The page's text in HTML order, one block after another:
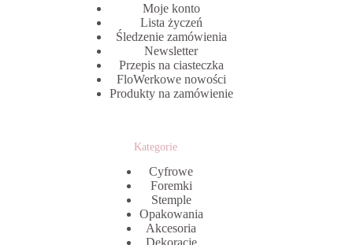
Moje konto
Lista życzeń
Śledzenie zamówienia
Newsletter
Przepis na ciasteczka
FloWerkowe nowości
Produkty na zamówienie
Kategorie
Cyfrowe
Foremki
Stemple
Opakowania
Akcesoria
Dekoracje